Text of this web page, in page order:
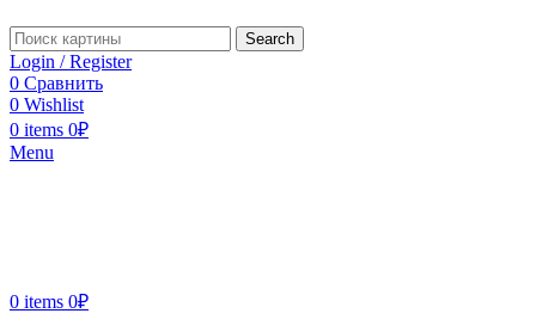
Search
Login / Register
0 Сравнить
0 Wishlist
0 items 0₽
Menu
0 items 0₽